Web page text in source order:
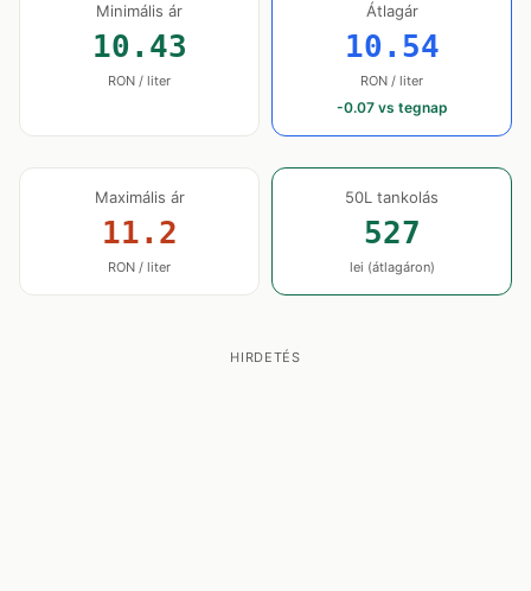
Minimális ár
10.43
RON / liter
Átlagár
10.54
RON / liter
-0.07 vs tegnap
Maximális ár
11.2
RON / liter
50L tankolás
527
lei (átlagáron)
HIRDETÉS